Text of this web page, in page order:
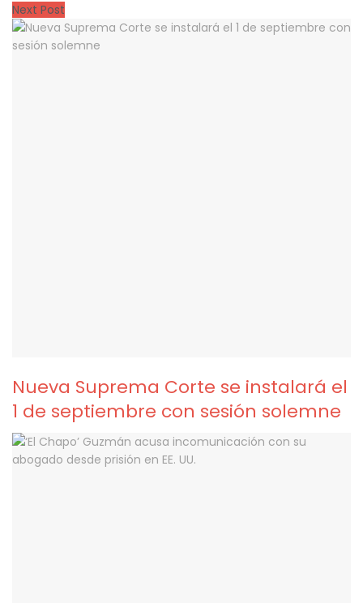
Next Post
Nueva Suprema Corte se instalará el
1 de septiembre con sesión solemne